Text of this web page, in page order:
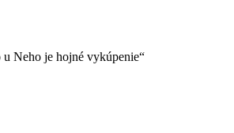
u Neho je hojné vykúpenie“